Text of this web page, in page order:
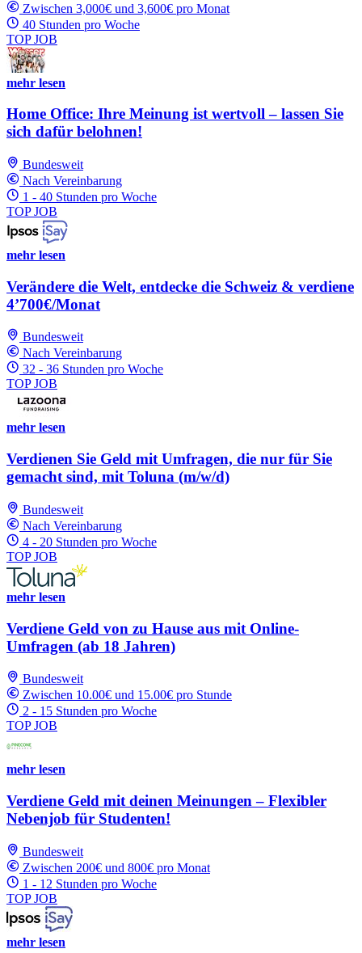
Zwischen 3,000€ und 3,600€ pro Monat
40 Stunden pro Woche
TOP JOB
mehr lesen
Home Office: Ihre Meinung ist wertvoll – lassen Sie
sich dafür belohnen!
Bundesweit
Nach Vereinbarung
1 - 40 Stunden pro Woche
TOP JOB
mehr lesen
Verändere die Welt, entdecke die Schweiz & verdiene
4’700€/Monat
Bundesweit
Nach Vereinbarung
32 - 36 Stunden pro Woche
TOP JOB
mehr lesen
Verdienen Sie Geld mit Umfragen, die nur für Sie
gemacht sind, mit Toluna (m/w/d)
Bundesweit
Nach Vereinbarung
4 - 20 Stunden pro Woche
TOP JOB
mehr lesen
Verdiene Geld von zu Hause aus mit Online-
Umfragen (ab 18 Jahren)
Bundesweit
Zwischen 10.00€ und 15.00€ pro Stunde
2 - 15 Stunden pro Woche
TOP JOB
mehr lesen
Verdiene Geld mit deinen Meinungen – Flexibler
Nebenjob für Studenten!
Bundesweit
Zwischen 200€ und 800€ pro Monat
1 - 12 Stunden pro Woche
TOP JOB
mehr lesen